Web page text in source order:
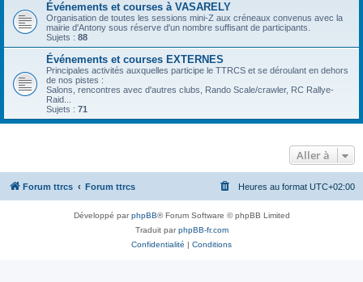
Événements et courses à VASARELY
Organisation de toutes les sessions mini-Z aux créneaux convenus avec la
mairie d'Antony sous réserve d'un nombre suffisant de participants.
Sujets : 88
Événements et courses EXTERNES
Principales activités auxquelles participe le TTRCS et se déroulant en dehors
de nos pistes :
Salons, rencontres avec d'autres clubs, Rando Scale/crawler, RC Rallye-
Raid...
Sujets : 71
Aller à
Forum ttrcs Forum ttrcs Heures au format UTC+02:00
Développé parphpBB® Forum Software © phpBB Limited
Traduit parphpBB-fr.com
Confidentialité | Conditions